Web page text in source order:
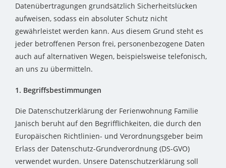
Datenübertragungen grundsätzlich Sicherheitslücken
aufweisen, sodass ein absoluter Schutz nicht
gewährleistet werden kann. Aus diesem Grund steht es
jeder betroffenen Person frei, personenbezogene Daten
auch auf alternativen Wegen, beispielsweise telefonisch,
an uns zu übermitteln.
1. Begriffsbestimmungen
Die Datenschutzerklärung der Ferienwohnung Familie
Janisch beruht auf den Begrifflichkeiten, die durch den
Europäischen Richtlinien- und Verordnungsgeber beim
Erlass der Datenschutz-Grundverordnung (DS-GVO)
verwendet wurden. Unsere Datenschutzerklärung soll